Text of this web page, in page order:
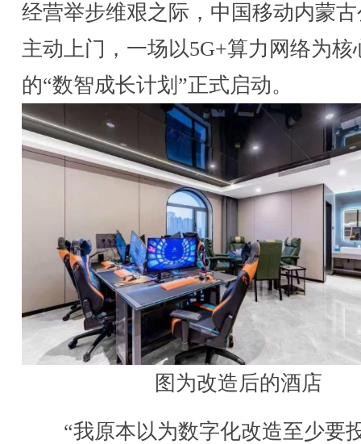
经营举步维艰之际，中国移动内蒙
主动上门，一场以5G+算力网络为核
的“数智成长计划”正式启动。
图为改造后的酒店
“我原本以为数字化改造至少要